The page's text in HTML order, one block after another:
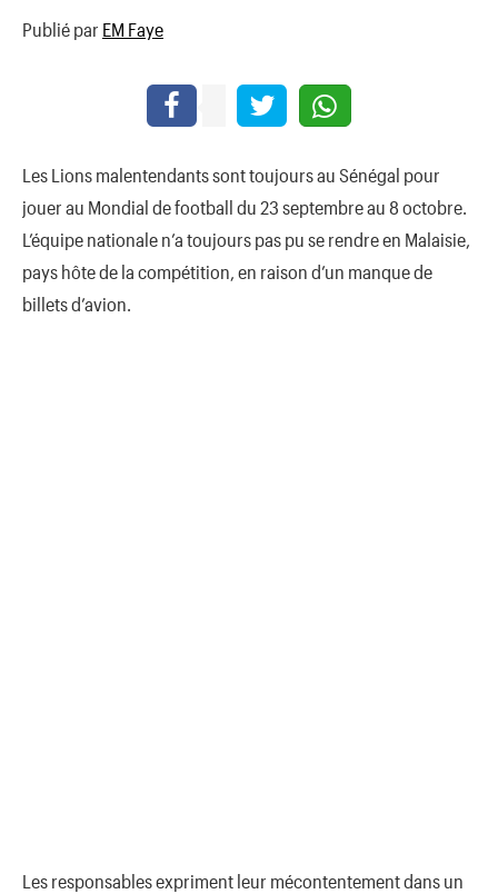
Publié par EM Faye
Les Lions malentendants sont toujours au Sénégal pour
jouer au Mondial de football du 23 septembre au 8 octobre.
L’équipe nationale n’a toujours pas pu se rendre en Malaisie,
pays hôte de la compétition, en raison d’un manque de
billets d’avion.
Les responsables expriment leur mécontentement dans un